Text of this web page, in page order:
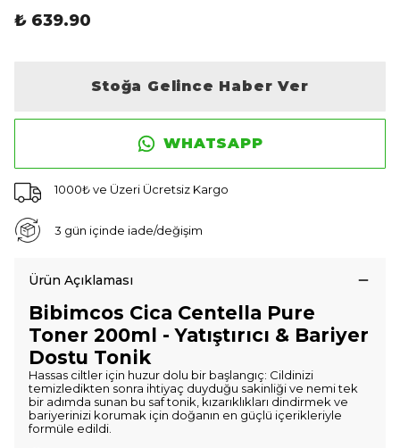
₺ 639.90
Stoğa Gelince Haber Ver
WHATSAPP
1000₺ ve Üzeri Ücretsiz Kargo
3 gün içinde iade/değişim
Ürün Açıklaması
Bibimcos Cica Centella Pure
Toner 200ml - Yatıştırıcı & Bariyer
Dostu Tonik
Hassas ciltler için huzur dolu bir başlangıç: Cildinizi
temizledikten sonra ihtiyaç duyduğu sakinliği ve nemi tek
bir adımda sunan bu saf tonik, kızarıklıkları dindirmek ve
bariyerinizi korumak için doğanın en güçlü içerikleriyle
formüle edildi.